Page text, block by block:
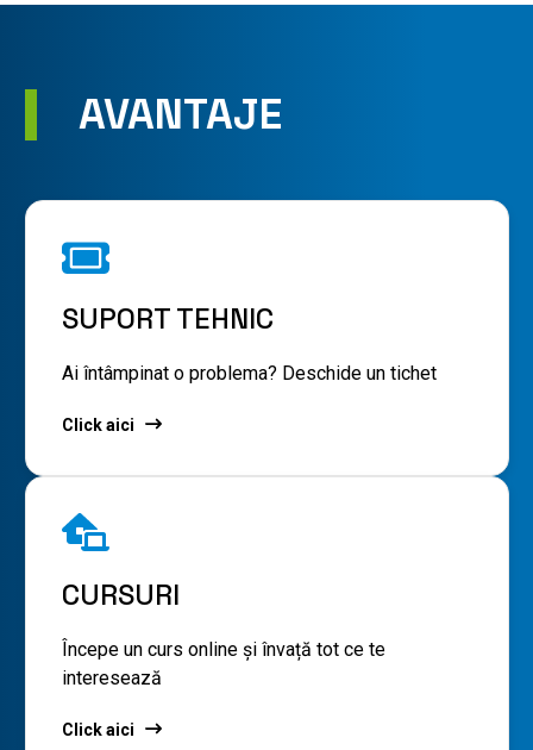
AVANTAJE
SUPORT TEHNIC
Ai întâmpinat o problema? Deschide un tichet
Click aici
CURSURI
Începe un curs online și învață tot ce te
interesează
Click aici